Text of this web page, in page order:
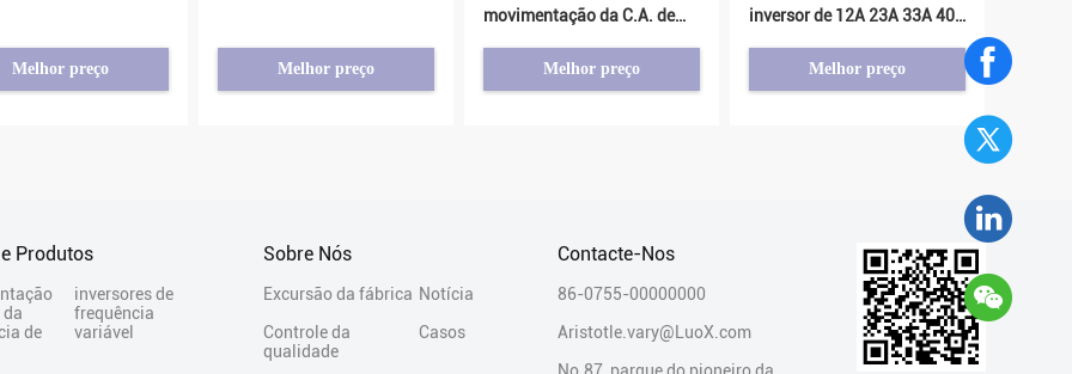
Melhor preço Melhor preço
movimentação da C.A. de
Melhor preço
inversor de 12A 23A 33A 40A
Melhor preço


Produtos
de
inversores de
frequência
variável
Sobre Nós
Excursão da fábrica Notícia
Controle da
qualidade
Casos
Contacte-Nos
86-0755-00000000
Aristotle.vary@LuoX.com